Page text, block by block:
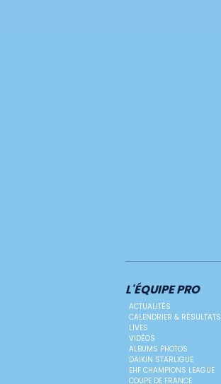
L'ÉQUIPE PRO
ACTUALITÉS
CALENDRIER & RÉSULTATS
LIVES
VIDÉOS
ALBUMS PHOTOS
DAIKIN STARLIGUE
EHF CHAMPIONS LEAGUE
COUPE DE FRANCE